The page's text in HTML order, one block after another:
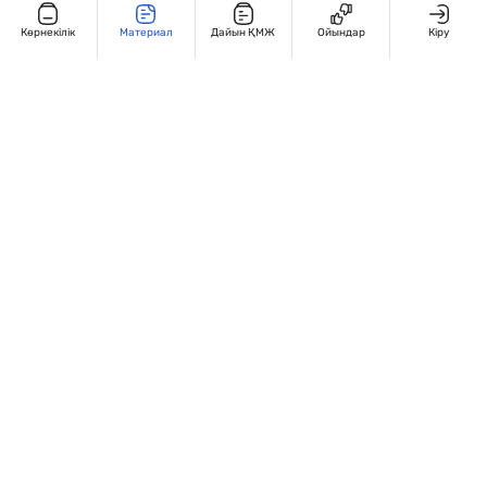
Көрнекілік Материал Дайын ҚМЖ Ойындар Кіру